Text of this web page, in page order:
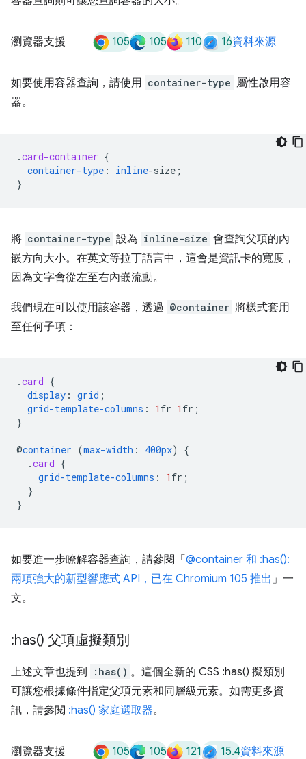
瀏覽器支援 105 105 110 16資料來源
如要使用容器查詢，請使用 container-type 屬性啟用容
器。
.card-container {
container-type : inline-size ;
}
將 container-type 設為 inline-size 會查詢父項的內
嵌方向大小。在英文等拉丁語言中，這會是資訊卡的寬度，
因為文字會從左至右內嵌流動。
我們現在可以使用該容器，透過 @container 將樣式套用
至任何子項：
.card {
display : grid ;
grid-template-columns : 1 fr 1 fr ;
}
@container (max-width : 400px)
{
.card {
grid-template-columns : 1 fr ;
}
}
如要進一步瞭解容器查詢，請參閱「 @container 和 :has():
兩項強大的新型響應式 API，已在 Chromium 105 推出 」一
文。
:has() 父項虛擬類別
上述文章也提到 :has() 。這個全新的 CSS :has() 擬類別
可讓您根據條件指定父項元素和同層級元素。如需更多資
訊，請參閱 :has() 家庭選取器。
瀏覽器支援 105 105 121 15.4資料來源